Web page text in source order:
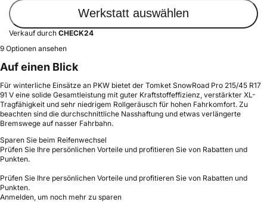
Werkstatt auswählen
Verkauf durch CHECK24
9 Optionen ansehen
Auf einen Blick
Für winterliche Einsätze an PKW bietet der Tomket SnowRoad Pro 215/45 R17
91 V eine solide Gesamtleistung mit guter Kraftstoffeffizienz, verstärkter XL-
Tragfähigkeit und sehr niedrigem Rollgeräusch für hohen Fahrkomfort. Zu
beachten sind die durchschnittliche Nasshaftung und etwas verlängerte
Bremswege auf nasser Fahrbahn.
Sparen Sie beim Reifenwechsel
Prüfen Sie Ihre persönlichen Vorteile und profitieren Sie von Rabatten und
Punkten.
Prüfen Sie Ihre persönlichen Vorteile und profitieren Sie von Rabatten und
Punkten.
Anmelden, um noch mehr zu sparen